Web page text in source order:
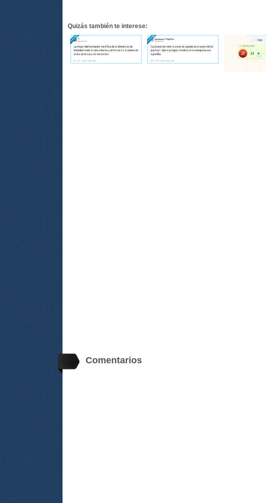
Quizás también te interese:
Comentarios